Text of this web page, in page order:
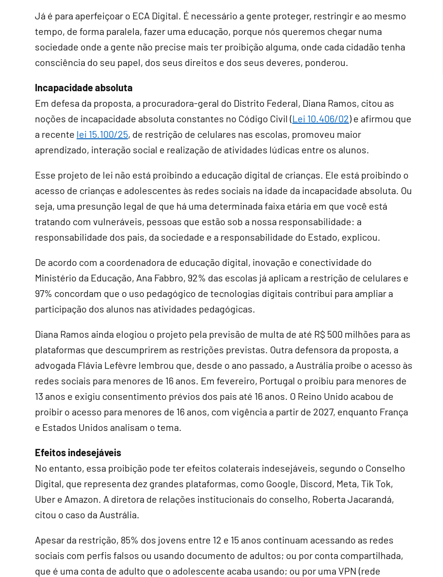
Já é para aperfeiçoar o ECA Digital. É necessário a gente proteger, restringir e ao mesmo
tempo, de forma paralela, fazer uma educação, porque nós queremos chegar numa
sociedade onde a gente não precise mais ter proibição alguma, onde cada cidadão tenha
consciência do seu papel, dos seus direitos e dos seus deveres, ponderou.
Incapacidade absoluta
Em defesa da proposta, a procuradora-geral do Distrito Federal, Diana Ramos, citou as
noções de incapacidade absoluta constantes no Código Civil (Lei 10.406/02) e afirmou que
a recente lei 15.100/25, de restrição de celulares nas escolas, promoveu maior
aprendizado, interação social e realização de atividades lúdicas entre os alunos.
Esse projeto de lei não está proibindo a educação digital de crianças. Ele está proibindo o
acesso de crianças e adolescentes às redes sociais na idade da incapacidade absoluta. Ou
seja, uma presunção legal de que há uma determinada faixa etária em que você está
tratando com vulneráveis, pessoas que estão sob a nossa responsabilidade: a
responsabilidade dos pais, da sociedade e a responsabilidade do Estado, explicou.
De acordo com a coordenadora de educação digital, inovação e conectividade do
Ministério da Educação, Ana Fabbro, 92% das escolas já aplicam a restrição de celulares e
97% concordam que o uso pedagógico de tecnologias digitais contribui para ampliar a
participação dos alunos nas atividades pedagógicas.
Diana Ramos ainda elogiou o projeto pela previsão de multa de até R$ 500 milhões para as
plataformas que descumprirem as restrições previstas. Outra defensora da proposta, a
advogada Flávia Lefèvre lembrou que, desde o ano passado, a Austrália proíbe o acesso às
redes sociais para menores de 16 anos. Em fevereiro, Portugal o proibiu para menores de
13 anos e exigiu consentimento prévios dos pais até 16 anos. O Reino Unido acabou de
proibir o acesso para menores de 16 anos, com vigência a partir de 2027, enquanto França
e Estados Unidos analisam o tema.
Efeitos indesejáveis
No entanto, essa proibição pode ter efeitos colaterais indesejáveis, segundo o Conselho
Digital, que representa dez grandes plataformas, como Google, Discord, Meta, Tik Tok,
Uber e Amazon. A diretora de relações institucionais do conselho, Roberta Jacarandá,
citou o caso da Austrália.
Apesar da restrição, 85% dos jovens entre 12 e 15 anos continuam acessando as redes
sociais com perfis falsos ou usando documento de adultos; ou por conta compartilhada,
que é uma conta de adulto que o adolescente acaba usando; ou por uma VPN (rede